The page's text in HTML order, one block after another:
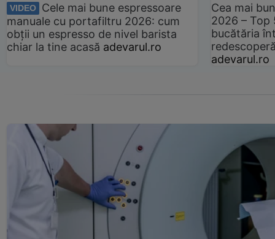
VIDEO
Cele mai bune espressoare
manuale cu portafiltru 2026: cum
obții un espresso de nivel barista
chiar la tine acasă adevarul.ro
Cea mai
2026 –
bucătăria
adevarul.ro